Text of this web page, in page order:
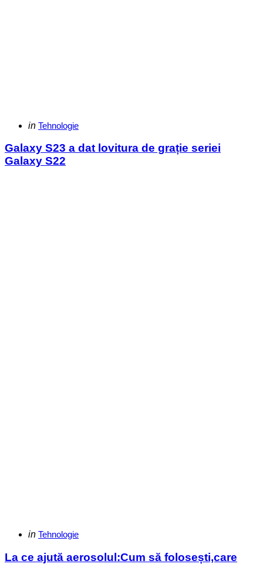
Categories
Posted
in Tehnologie
Galaxy S23 a dat lovitura de grație seriei
Galaxy S22
Categories
Posted
in Tehnologie
La ce ajută aerosolul:Cum să folosești,care